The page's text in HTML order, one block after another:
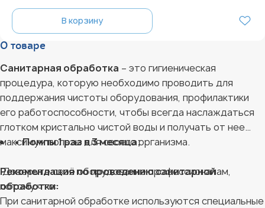
О товаре
Санитарная обработка – это гигиеническая
процедура, которую необходимо проводить для
поддержания чистоты оборудования, профилактики
его работоспособности, чтобы всегда наслаждаться
глотком кристально чистой воды и получать от нее
максимум пользы для своего организма.
Рекомендация по проведению санитарной
обработки:
• Помпы 1 раз в 3 месяца;
Доверьте своё оборудование профессионалам,
потому что:
При санитарной обработке используются специальные
В корзину